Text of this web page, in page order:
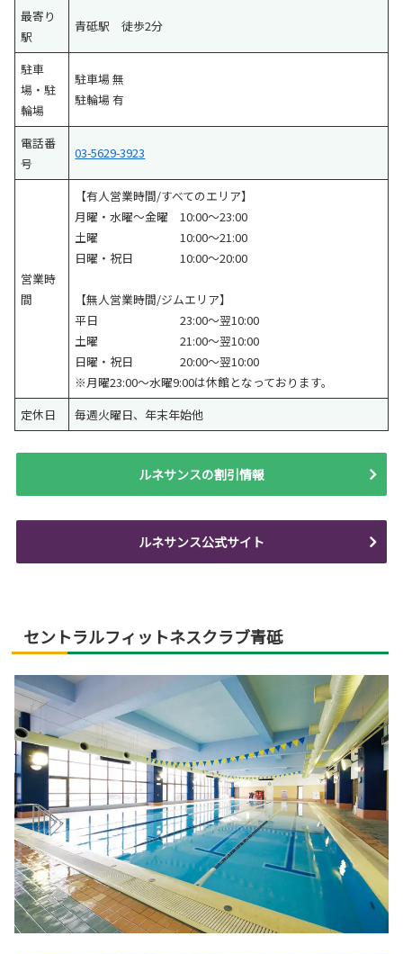
最寄り
駅
青砥駅 徒歩2分
駐車
場・駐
輪場
駐車場 無
駐輪場 有
電話番
号
03-5629-3923
営業時
間
【有人営業時間/すべてのエリア】
月曜・水曜～金曜 10:00～23:00
土曜 10:00～21:00
日曜・祝日 10:00～20:00
【無人営業時間/ジムエリア】
平日 23:00～翌10:00
土曜 21:00～翌10:00
日曜・祝日 20:00～翌10:00
※月曜23:00～水曜9:00は休館となっております。
定休日
毎週火曜日、年末年始他
ルネサンスの割引情報
ルネサンス公式サイト
セントラルフィットネスクラブ青砥